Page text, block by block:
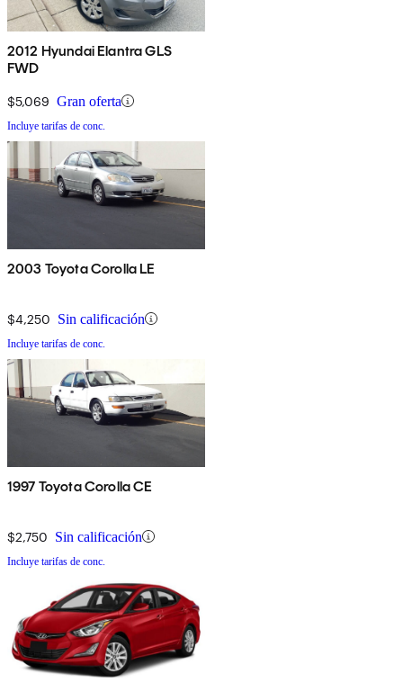
2012 Hyundai Elantra GLS
FWD
$5,069 Gran oferta
Incluye tarifas de conc.
2003 Toyota Corolla LE
$4,250 Sin calificación
Incluye tarifas de conc.
1997 Toyota Corolla CE
$2,750 Sin calificación
Incluye tarifas de conc.